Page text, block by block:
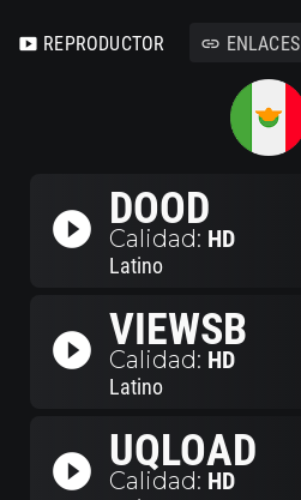
smart_display REPRODUCTOR link ENLACES
play_circle_filled DOOD
Calidad: HD
Latino
play_circle_filled VIEWSB
Calidad: HD
Latino
play_circle_filled UQLOAD
Calidad: HD